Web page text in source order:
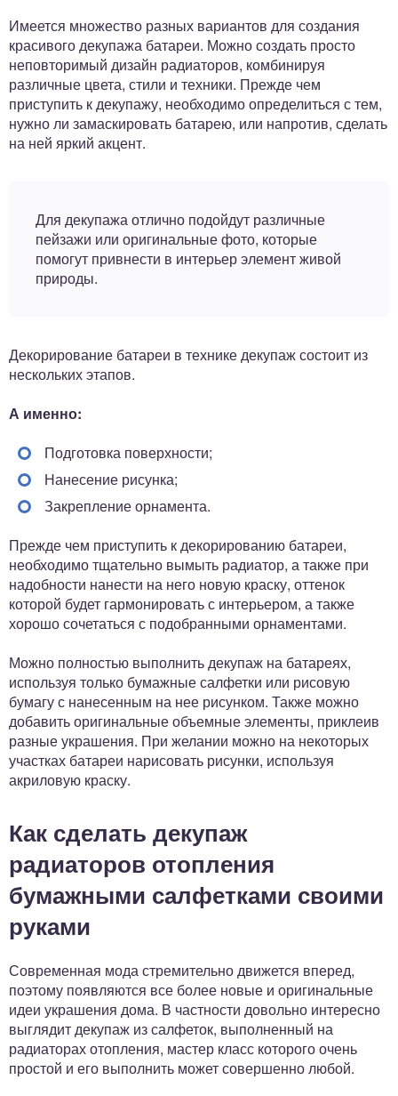
Имеется множество разных вариантов для создания
красивого декупажа батареи. Можно создать просто
неповторимый дизайн радиаторов, комбинируя
различные цвета, стили и техники. Прежде чем
приступить к декупажу, необходимо определиться с тем,
нужно ли замаскировать батарею, или напротив, сделать
на ней яркий акцент.
Для декупажа отлично подойдут различные
пейзажи или оригинальные фото, которые
помогут привнести в интерьер элемент живой
природы.
Декорирование батареи в технике декупаж состоит из
нескольких этапов.
А именно:
Подготовка поверхности;
Нанесение рисунка;
Закрепление орнамента.
Прежде чем приступить к декорированию батареи,
необходимо тщательно вымыть радиатор, а также при
надобности нанести на него новую краску, оттенок
которой будет гармонировать с интерьером, а также
хорошо сочетаться с подобранными орнаментами.
Можно полностью выполнить декупаж на батареях,
используя только бумажные салфетки или рисовую
бумагу с нанесенным на нее рисунком. Также можно
добавить оригинальные объемные элементы, приклеив
разные украшения. При желании можно на некоторых
участках батареи нарисовать рисунки, используя
акриловую краску.
Как сделать декупаж
радиаторов отопления
бумажными салфетками своими
руками
Современная мода стремительно движется вперед,
поэтому появляются все более новые и оригинальные
идеи украшения дома. В частности довольно интересно
выглядит декупаж из салфеток, выполненный на
радиаторах отопления, мастер класс которого очень
простой и его выполнить может совершенно любой.